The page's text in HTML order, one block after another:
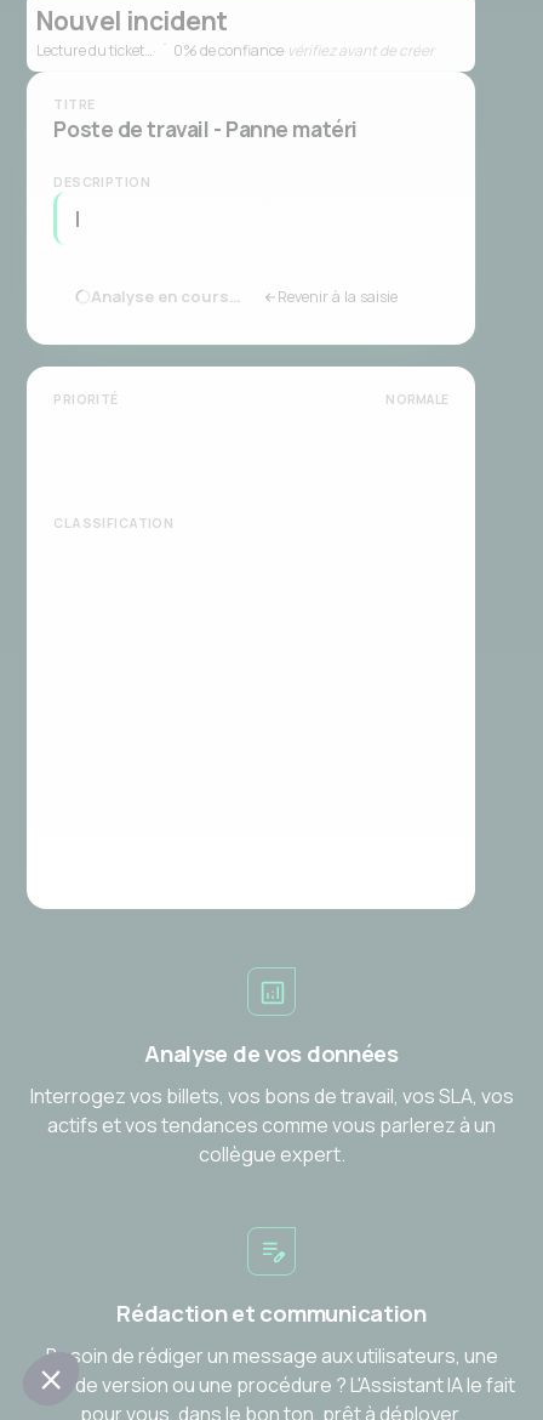
Nouvel incident
Lecture du ticket…· 0% de confiance·vérifiez avant de créer
TITRE
Poste de travail - Panne matérielle
DESCRIPTION
Interrogez vos billets, vos bons de travail, vos SLA, vos
actifs et vos tendances comme vous parlerez à un
Besoin de rédiger un message aux utilisateurs, une
note de version ou une procédure ? L'Assistant IA le fait